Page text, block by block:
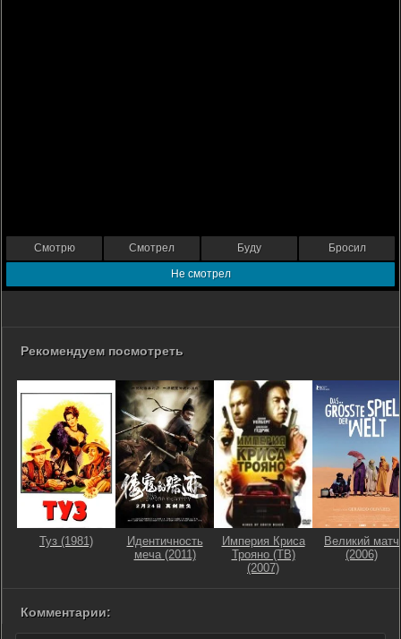
Смотрю Смотрел Буду Бросил
Не смотрел
Рекомендуем посмотреть
Туз (1981)
Идентичность
меча (2011)
Империя Криса
Трояно (ТВ)
(2007)
Великий матч
(2006)
Комментарии: